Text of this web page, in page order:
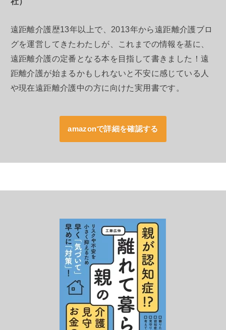
遠距離介護歴13年以上で、2013年から遠距離介護ブロ
グを運営してきたわたしが、これまでの情報を基に、
遠距離介護の定番となる本を目指して書きました！遠
距離介護が始まるかもしれないと不安に感じている人
や現在遠距離介護中の方に向けた実用書です。
amazonで詳細を確認する